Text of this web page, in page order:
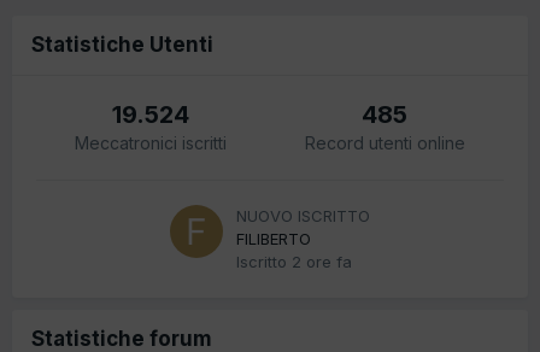
Statistiche Utenti
19.524
Meccatronici iscritti
485
Record utenti online
NUOVO ISCRITTO
FILIBERTO
Iscritto 2 ore fa
Statistiche forum